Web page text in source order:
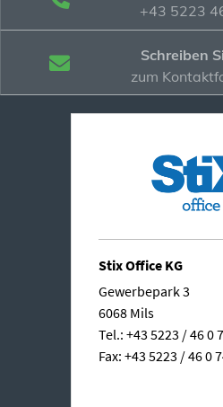
+43 5223
Schreiben
zum
Stix Office KG
Gewerbepark 3
6068 Mils
Tel.: +43 5223 / 46 0
Fax: +43 5223 / 46 0